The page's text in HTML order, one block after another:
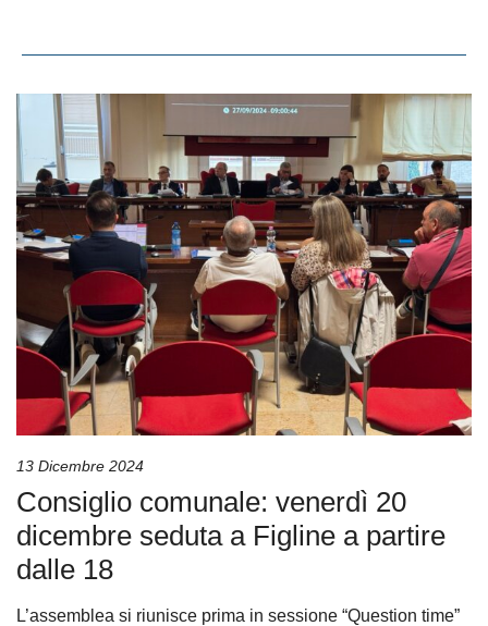
13 Dicembre 2024
Consiglio comunale: venerdì 20
dicembre seduta a Figline a partire
dalle 18
L’assemblea si riunisce prima in sessione “Question time”